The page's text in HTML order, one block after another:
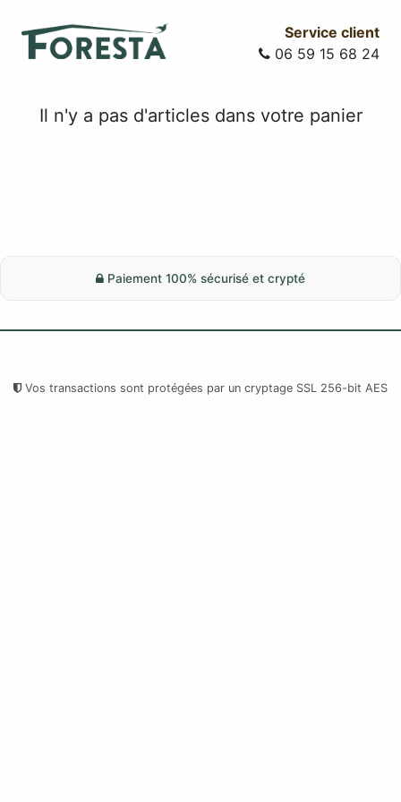
Service client
06 59 15 68 24
Il n'y a pas d'articles dans votre panier
Paiement 100% sécurisé et crypté
Vos transactions sont protégées par un cryptage SSL 256-bit AES